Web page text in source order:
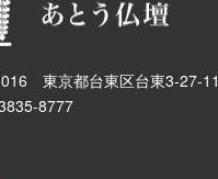
東京都台東区台東3-27-11
8777